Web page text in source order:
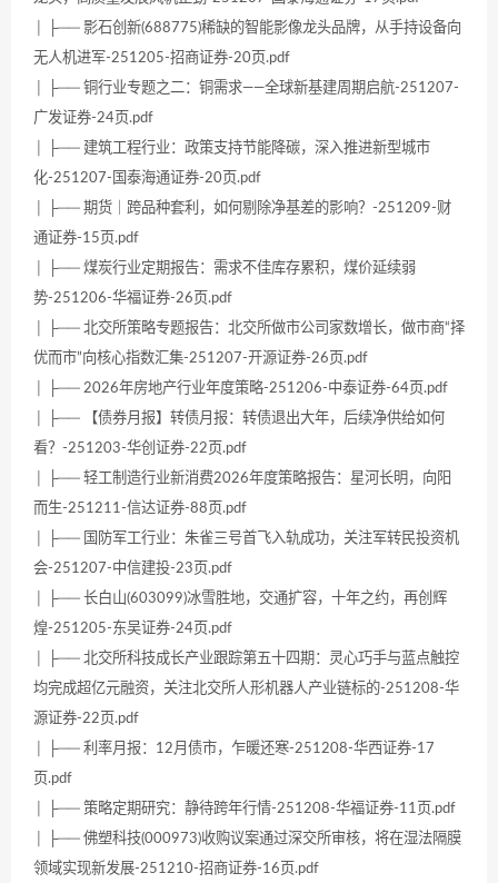
│ ├── 影石创新(688775)稀缺的智能影像龙头品牌，从手持设备向
无人机进军-251205-招商证券-20页.pdf
│ ├── 铜行业专题之二：铜需求——全球新基建周期启航-251207-
广发证券-24页.pdf
│ ├── 建筑工程行业：政策支持节能降碳，深入推进新型城市
化-251207-国泰海通证券-20页.pdf
│ ├── 期货｜跨品种套利，如何剔除净基差的影响？-251209-财
通证券-15页.pdf
│ ├── 煤炭行业定期报告：需求不佳库存累积，煤价延续弱
势-251206-华福证券-26页.pdf
│ ├── 北交所策略专题报告：北交所做市公司家数增长，做市商“择
优而市”向核心指数汇集-251207-开源证券-26页.pdf
│ ├── 2026年房地产行业年度策略-251206-中泰证券-64页.pdf
│ ├── 【债券月报】转债月报：转债退出大年，后续净供给如何
看？-251203-华创证券-22页.pdf
│ ├── 轻工制造行业新消费2026年度策略报告：星河长明，向阳
而生-251211-信达证券-88页.pdf
│ ├── 国防军工行业：朱雀三号首飞入轨成功，关注军转民投资机
会-251207-中信建投-23页.pdf
│ ├── 长白山(603099)冰雪胜地，交通扩容，十年之约，再创辉
煌-251205-东吴证券-24页.pdf
│ ├── 北交所科技成长产业跟踪第五十四期：灵心巧手与蓝点触控
均完成超亿元融资，关注北交所人形机器人产业链标的-251208-华
源证券-22页.pdf
│ ├── 利率月报：12月债市，乍暖还寒-251208-华西证券-17
页.pdf
│ ├── 策略定期研究：静待跨年行情-251208-华福证券-11页.pdf
│ ├── 佛塑科技(000973)收购议案通过深交所审核，将在湿法隔膜
领域实现新发展-251210-招商证券-16页.pdf